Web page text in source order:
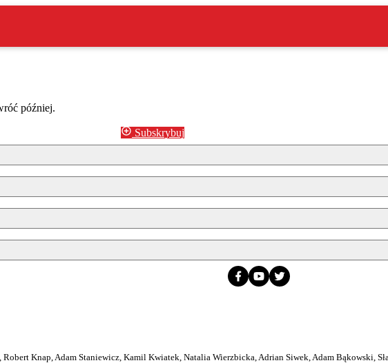
później.
Subskrybuj
Robert Knap, Adam Staniewicz, Kamil Kwiatek, Natalia Wierzbicka, Adrian Siwek, Adam Bąkowski,